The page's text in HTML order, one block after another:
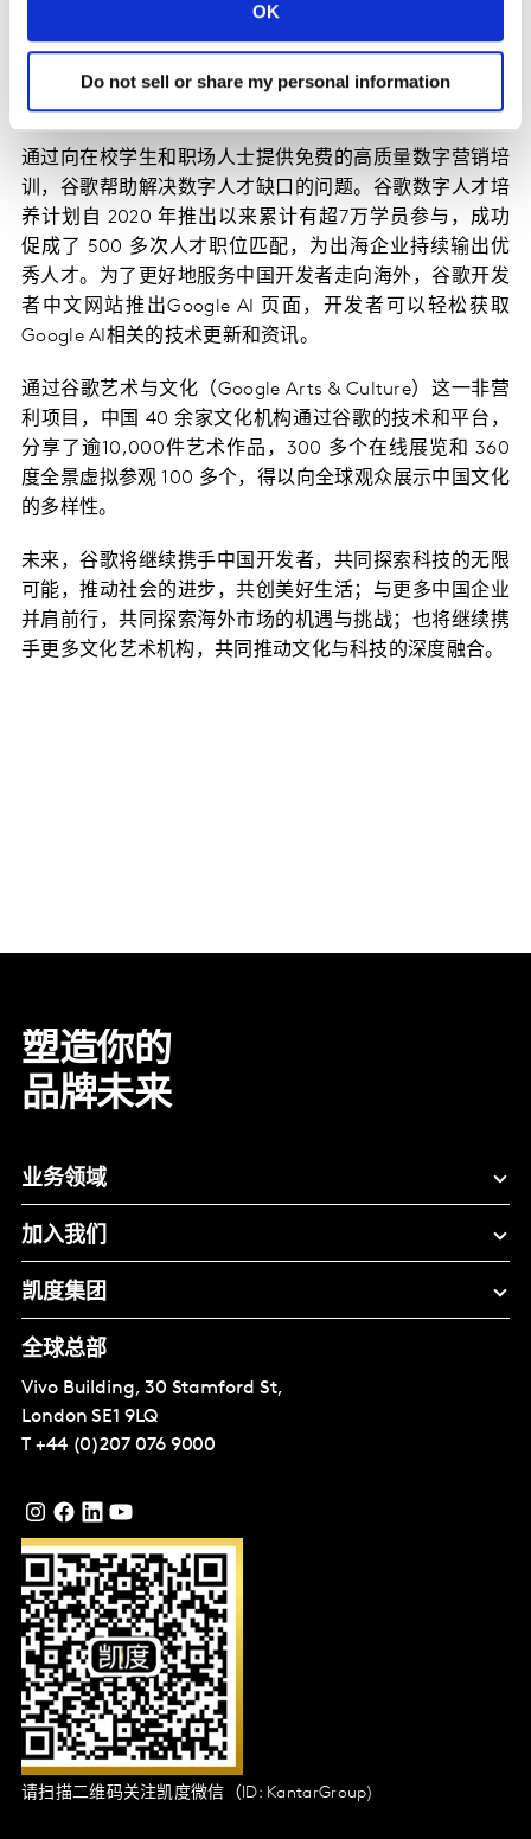
OK
Do not sell or share my personal information
导师团队，加速助力中国创业者的出海进程。借助谷歌的
平台和全球资源，出海企业能够迅速解决出海启动过程中
的难题，中小出海企业也能更好地挖掘潜力，融入全球市
场。
通过向在校学生和职场人士提供免费的高质量数字营销培
训，谷歌帮助解决数字人才缺口的问题。谷歌数字人才培
养计划自 2020 年推出以来累计有超7万学员参与，成功
促成了 500 多次人才职位匹配，为出海企业持续输出优
秀人才。为了更好地服务中国开发者走向海外，谷歌开发
者中文网站推出Google AI 页面，开发者可以轻松获取
Google AI相关的技术更新和资讯。
通过谷歌艺术与文化（Google Arts & Culture）这一非营
利项目，中国 40 余家文化机构通过谷歌的技术和平台，
分享了逾10,000件艺术作品，300 多个在线展览和 360
度全景虚拟参观 100 多个，得以向全球观众展示中国文化
的多样性。
未来，谷歌将继续携手中国开发者，共同探索科技的无限
可能，推动社会的进步，共创美好生活；与更多中国企业
并肩前行，共同探索海外市场的机遇与挑战；也将继续携
手更多文化艺术机构，共同推动文化与科技的深度融合。
塑造你的
品牌未来
业务领域
加入我们
凯度集团
全球总部
Vivo Building, 30 Stamford St,
London SE1 9LQ
T +44 (0)207 076 9000
请扫描二维码关注凯度微信（ID: KantarGroup)